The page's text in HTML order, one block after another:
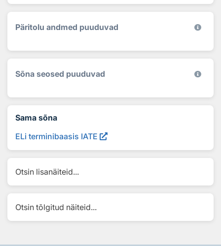
Päritolu andmed puuduvad
Sõna seosed puuduvad
Sama sõna
ELi terminibaasis IATE
Otsin lisanäiteid...
Otsin tõlgitud näiteid...